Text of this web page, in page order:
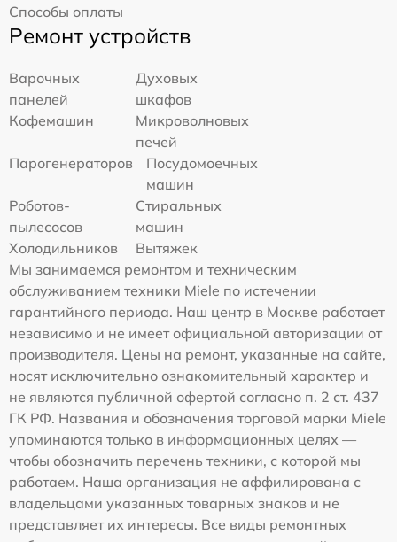
Способы оплаты
Ремонт устройств
Варочных
панелей
Духовых
шкафов
Кофемашин
Микроволновых
печей
Парогенераторов
Посудомоечных
машин
Роботов-
пылесосов
Стиральных
машин
Холодильников
Вытяжек
Мы занимаемся ремонтом и техническим
обслуживанием техники Miele по истечении
гарантийного периода. Наш центр в Москве работает
независимо и не имеет официальной авторизации от
производителя. Цены на ремонт, указанные на сайте,
носят исключительно ознакомительный характер и
не являются публичной офертой согласно п. 2 ст. 437
ГК РФ. Названия и обозначения торговой марки Miele
упоминаются только в информационных целях —
чтобы обозначить перечень техники, с которой мы
работаем. Наша организация не аффилирована с
владельцами указанных товарных знаков и не
представляет их интересы. Все виды ремонтных